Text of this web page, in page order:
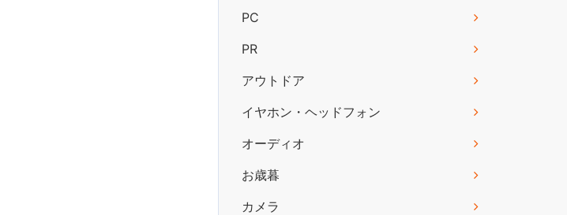
PC
PR
アウトドア
イヤホン・ヘッドフォン
オーディオ
お歳暮
カメラ